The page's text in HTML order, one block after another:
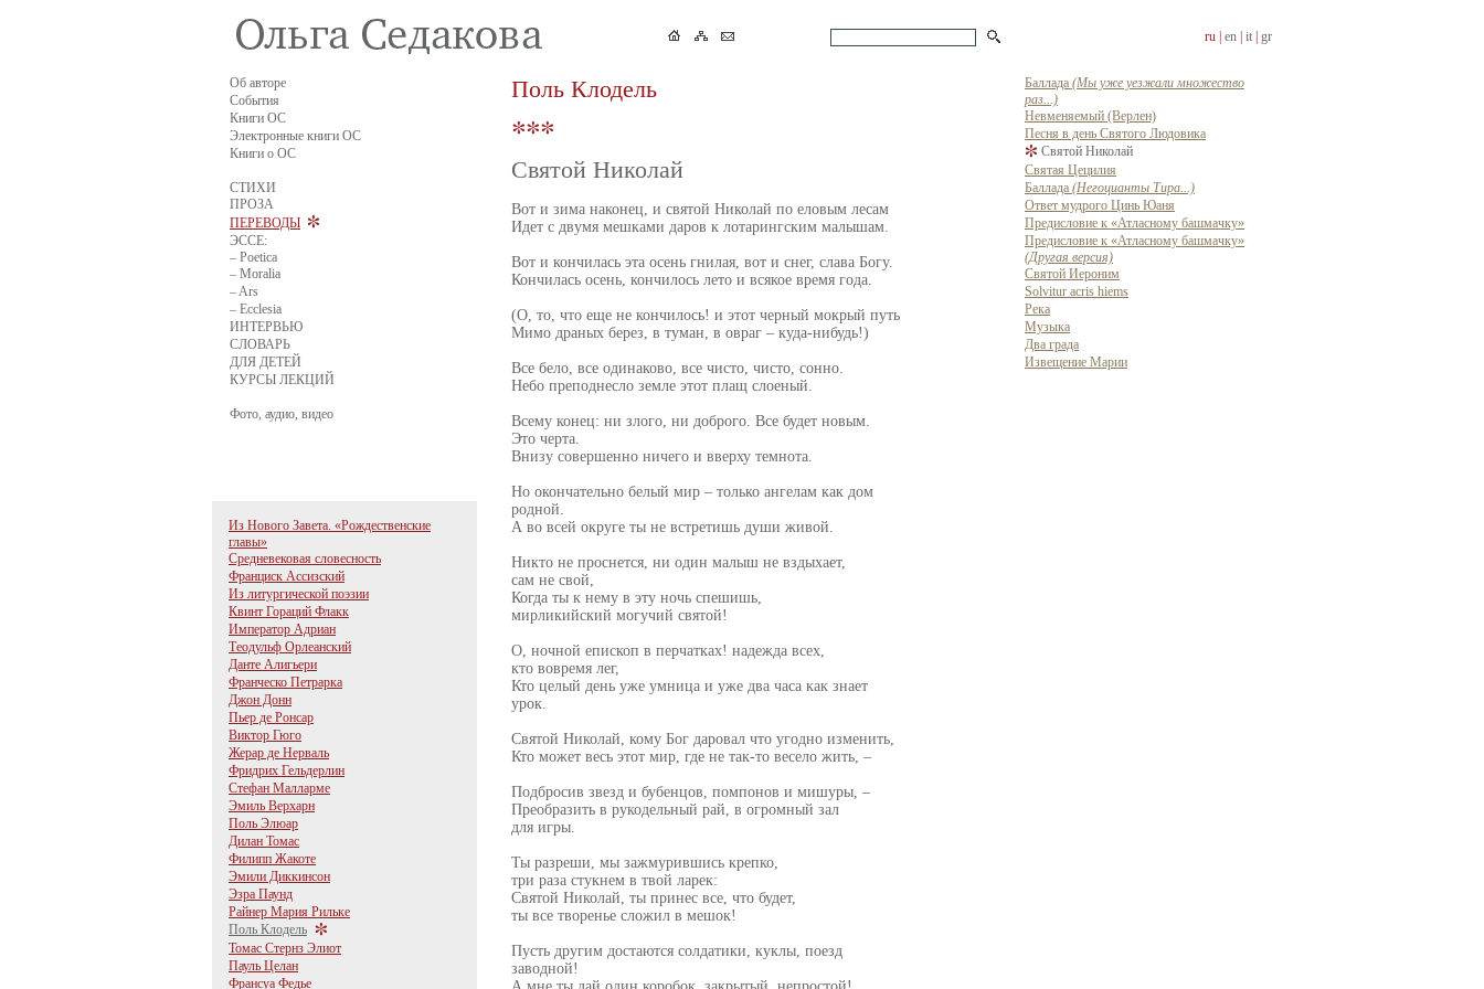
ru | en it gr
Об авторе
События
Книги ОС
Электронные книги ОС
Книги о ОС
СТИХИ
ПРОЗА
ПЕРЕВОДЫ
ЭССЕ:
– Poetica
– Moralia
– Ars
– Ecclesia
ИНТЕРВЬЮ
СЛОВАРЬ
ДЛЯ ДЕТЕЙ
КУРСЫ ЛЕКЦИЙ
Фото, аудио, видео
Из Нового Завета. «Рождественские
главы»
Средневековая словесность
Франциск Ассизский
Из литургической поэзии
Квинт Гораций Флакк
Император Адриан
Теодульф Орлеанский
Данте Алигьери
Франческо Петрарка
Джон Донн
Пьер де Ронсар
Виктор Гюго
Жерар де Нерваль
Фридрих Гельдерлин
Стефан Малларме
Эмиль Верхарн
Поль Элюар
Дилан Томас
Филипп Жакоте
Эмили Диккинсон
Эзра Паунд
Райнер Мария Рильке
Поль Клодель
Томас Стернз Элиот
Пауль Целан
Франсуа Федье
Поль Клодель
Святой Николай
Вот и зима наконец, и святой Николай по еловым лесам
Идет с двумя мешками даров к лотарингским малышам.
Вот и кончилась эта осень гнилая, вот и снег, слава Богу.
Кончилась осень, кончилось лето и всякое время года.
(О, то, что еще не кончилось! и этот черный мокрый путь
Мимо драных берез, в туман, в овраг – куда-нибудь!)
Все бело, все одинаково, все чисто, чисто, сонно.
Небо преподнесло земле этот плащ слоеный.
Всему конец: ни злого, ни доброго. Все будет новым.
Это черта.
Внизу совершенно ничего и вверху темнота.
Но окончательно белый мир – только ангелам как дом
родной.
А во всей округе ты не встретишь души живой.
Никто не проснется, ни один малыш не вздыхает,
сам не свой,
Когда ты к нему в эту ночь спешишь,
мирликийский могучий святой!
О, ночной епископ в перчатках! надежда всех,
кто вовремя лег,
Кто целый день уже умница и уже два часа как знает
урок.
Святой Николай, кому Бог даровал что угодно изменить,
Кто может весь этот мир, где не так-то весело жить, –
Подбросив звезд и бубенцов, помпонов и мишуры, –
Преобразить в рукодельный рай, в огромный зал
для игры.
Ты разреши, мы зажмурившись крепко,
три раза стукнем в твой ларек:
Святой Николай, ты принес все, что будет,
ты все творенье сложил в мешок!
Пусть другим достаются солдатики, куклы, поезд
заводной!
Баллада (Мы уже уезжали множество
раз...)
Невменяемый (Верлен)
Песня в день Святого Людовика
Святой Николай
Святая Цецилия
Баллада (Негоцианты Тира...)
Ответ мудрого Цинь Юаня
Предисловие к «Атласному башмачку»
Предисловие к «Атласному башмачку»
(Другая версия)
Святой Иероним
Solvitur acris hiems
Река
Музыка
Два града
Извещение Марии